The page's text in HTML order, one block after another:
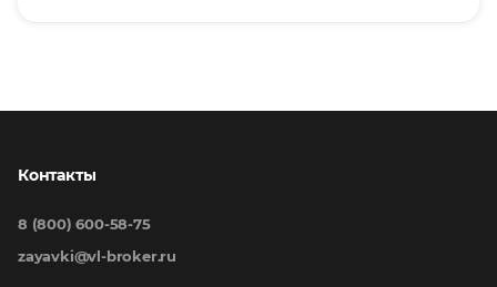
Контакты
8 (800) 600-58-75
zayavki@vl-broker.ru